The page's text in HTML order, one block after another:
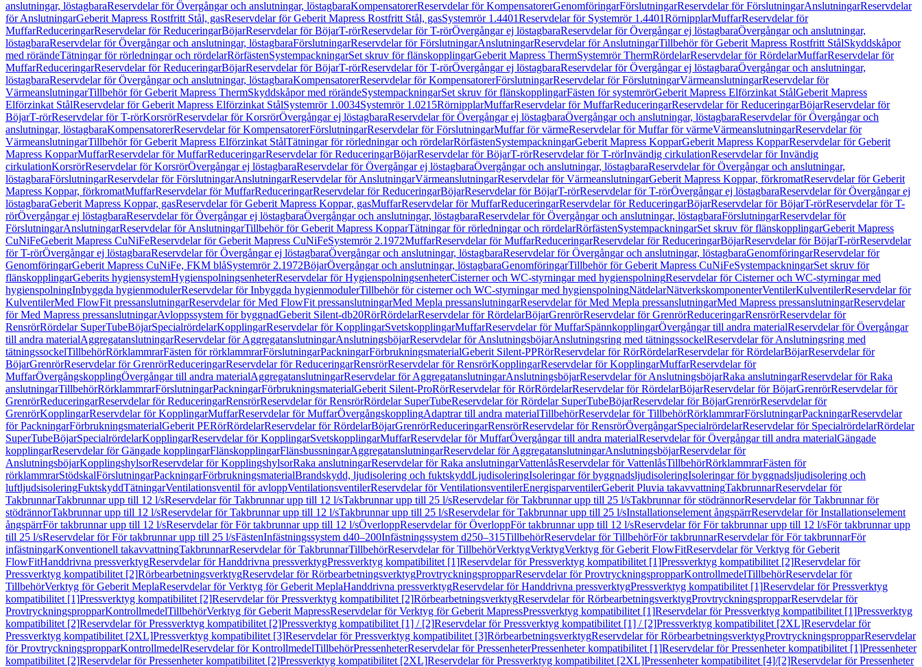
anslutningar, löstagbaraReservdelar för Övergångar och anslutningar, löstagbaraKompensatorerReservdelar för KompensatorerGenomföringarFörslutningarReservdelar för FörslutningarAnslutningarReservdelar
för AnslutningarGeberit Mapress Rostfritt Stål, gasReservdelar för Geberit Mapress Rostfritt Stål, gasSystemrör 1.4401Reservdelar för Systemrör 1.4401RörnipplarMuffarReservdelar för
MuffarReduceringarReservdelar för ReduceringarBöjarReservdelar för BöjarT-rörReservdelar för T-rörÖvergångar ej löstagbaraReservdelar för Övergångar ej löstagbaraÖvergångar och anslutningar,
löstagbaraReservdelar för Övergångar och anslutningar, löstagbaraFörslutningarReservdelar för FörslutningarAnslutningarReservdelar för AnslutningarTillbehör för Geberit Mapress Rostfritt StålSkyddskåpor
med rörändeTätningar för rörledningar och rördelarRörfästenSystempackningarSet skruv för flänskopplingarGeberit Mapress ThermSystemrör ThermRördelarReservdelar för RördelarMuffarReservdelar för
MuffarReduceringarReservdelar för ReduceringarBöjarReservdelar för BöjarT-rörReservdelar för T-rörÖvergångar ej löstagbaraReservdelar för Övergångar ej löstagbaraÖvergångar och anslutningar,
löstagbaraReservdelar för Övergångar och anslutningar, löstagbaraKompensatorerReservdelar för KompensatorerFörslutningarReservdelar för FörslutningarVärmeanslutningarReservdelar för
VärmeanslutningarTillbehör för Geberit Mapress ThermSkyddskåpor med rörändeSystempackningarSet skruv för flänskopplingarFästen för systemrörGeberit Mapress Elförzinkat StålGeberit Mapress
Elförzinkat StålReservdelar för Geberit Mapress Elförzinkat StålSystemrör 1.0034Systemrör 1.0215RörnipplarMuffarReservdelar för MuffarReduceringarReservdelar för ReduceringarBöjarReservdelar för
BöjarT-rörReservdelar för T-rörKorsrörReservdelar för KorsrörÖvergångar ej löstagbaraReservdelar för Övergångar ej löstagbaraÖvergångar och anslutningar, löstagbaraReservdelar för Övergångar och
anslutningar, löstagbaraKompensatorerReservdelar för KompensatorerFörslutningarReservdelar för FörslutningarMuffar för värmeReservdelar för Muffar för värmeVärmeanslutningarReservdelar för
VärmeanslutningarTillbehör för Geberit Mapress Elförzinkat StålTätningar för rörledningar och rördelarRörfästenSystempackningarGeberit Mapress KopparGeberit Mapress KopparReservdelar för Geberit
Mapress KopparMuffarReservdelar för MuffarReduceringarReservdelar för ReduceringarBöjarReservdelar för BöjarT-rörReservdelar för T-rörInvändig cirkulationReservdelar för Invändig
cirkulationKorsrörReservdelar för KorsrörÖvergångar ej löstagbaraReservdelar för Övergångar ej löstagbaraÖvergångar och anslutningar, löstagbaraReservdelar för Övergångar och anslutningar,
löstagbaraFörslutningarReservdelar för FörslutningarAnslutningarReservdelar för AnslutningarVärmeanslutningarReservdelar för VärmeanslutningarGeberit Mapress Koppar, förkromatReservdelar för Geberit
Mapress Koppar, förkromatMuffarReservdelar för MuffarReduceringarReservdelar för ReduceringarBöjarReservdelar för BöjarT-rörReservdelar för T-rörÖvergångar ej löstagbaraReservdelar för Övergångar ej
löstagbaraGeberit Mapress Koppar, gasReservdelar för Geberit Mapress Koppar, gasMuffarReservdelar för MuffarReduceringarReservdelar för ReduceringarBöjarReservdelar för BöjarT-rörReservdelar för T-
rörÖvergångar ej löstagbaraReservdelar för Övergångar ej löstagbaraÖvergångar och anslutningar, löstagbaraReservdelar för Övergångar och anslutningar, löstagbaraFörslutningarReservdelar för
FörslutningarAnslutningarReservdelar för AnslutningarTillbehör för Geberit Mapress KopparTätningar för rörledningar och rördelarRörfästenSystempackningarSet skruv för flänskopplingarGeberit Mapress
CuNiFeGeberit Mapress CuNiFeReservdelar för Geberit Mapress CuNiFeSystemrör 2.1972MuffarReservdelar för MuffarReduceringarReservdelar för ReduceringarBöjarReservdelar för BöjarT-rörReservdelar
för T-rörÖvergångar ej löstagbaraReservdelar för Övergångar ej löstagbaraÖvergångar och anslutningar, löstagbaraReservdelar för Övergångar och anslutningar, löstagbaraGenomföringarReservdelar för
GenomföringarGeberit Mapress CuNiFe, FKM blåSystemrör 2.1972BöjarÖvergångar och anslutningar, löstagbaraGenomföringarTillbehör för Geberit Mapress CuNiFeSystempackningarSet skruv för
flänskopplingarGeberits hygiensystemHygienspolningsenheterReservdelar för HygienspolningsenheterCisterner och WC-styrningar med hygienspolningReservdelar för Cisterner och WC-styrningar med
hygienspolningInbyggda hygienmodulerReservdelar för Inbyggda hygienmodulerTillbehör för cisterner och WC-styrningar med hygienspolningNätdelarNätverkskomponenterVentilerKulventilerReservdelar för
KulventilerMed FlowFit pressanslutningarReservdelar för Med FlowFit pressanslutningarMed Mepla pressanslutningarReservdelar för Med Mepla pressanslutningarMed Mapress pressanslutningarReservdelar
för Med Mapress pressanslutningarAvloppssystem för byggnadGeberit Silent-db20RörRördelarReservdelar för RördelarBöjarGrenrörReservdelar för GrenrörReduceringarRensrörReservdelar för
RensrörRördelar SuperTubeBöjarSpecialrördelarKopplingarReservdelar för KopplingarSvetskopplingarMuffarReservdelar för MuffarSpännkopplingarÖvergångar till andra materialReservdelar för Övergångar
till andra materialAggregatanslutningarReservdelar för AggregatanslutningarAnslutningsböjarReservdelar för AnslutningsböjarAnslutningsring med tätningssockelReservdelar för Anslutningsring med
tätningssockelTillbehörRörklammrarFästen för rörklammrarFörslutningarPackningarFörbrukningsmaterialGeberit Silent-PPRörReservdelar för RörRördelarReservdelar för RördelarBöjarReservdelar för
BöjarGrenrörReservdelar för GrenrörReduceringarReservdelar för ReduceringarRensrörReservdelar för RensrörKopplingarReservdelar för KopplingarMuffarReservdelar för
MuffarÖvergångskopplingÖvergångar till andra materialAggregatanslutningarReservdelar för AggregatanslutningarAnslutningsböjarReservdelar för AnslutningsböjarRaka anslutningarReservdelar för Raka
anslutningarTillbehörRörklammrarFörslutningarPackningarFörbrukningsmaterialGeberit Silent-ProRörReservdelar för RörRördelarReservdelar för RördelarBöjarReservdelar för BöjarGrenrörReservdelar för
GrenrörReduceringarReservdelar för ReduceringarRensrörReservdelar för RensrörRördelar SuperTubeReservdelar för Rördelar SuperTubeBöjarReservdelar för BöjarGrenrörReservdelar för
GrenrörKopplingarReservdelar för KopplingarMuffarReservdelar för MuffarÖvergångskopplingAdaptrar till andra materialTillbehörReservdelar för TillbehörRörklammrarFörslutningarPackningarReservdelar
för PackningarFörbrukningsmaterialGeberit PERörRördelarReservdelar för RördelarBöjarGrenrörReduceringarRensrörReservdelar för RensrörÖvergångarSpecialrördelarReservdelar för SpecialrördelarRördelar
SuperTubeBöjarSpecialrördelarKopplingarReservdelar för KopplingarSvetskopplingarMuffarReservdelar för MuffarÖvergångar till andra materialReservdelar för Övergångar till andra materialGängade
kopplingarReservdelar för Gängade kopplingarFlänskopplingarFlänsbussningarAggregatanslutningarReservdelar för AggregatanslutningarAnslutningsböjarReservdelar för
AnslutningsböjarKopplingshylsorReservdelar för KopplingshylsorRaka anslutningarReservdelar för Raka anslutningarVattenlåsReservdelar för VattenlåsTillbehörRörklammrarFästen för
rörklammrarStödskalFörslutningarPackningarFörbrukningsmaterialBrandskydd, ljudisolering och fuktskyddLjudisoleringIsoleringar för byggnadsljudisoleringIsoleringar för byggnadsljudisolering och
luftljudsisoleringFuktskyddTätningarVentilationsventil för avloppVentilationsventilerReservdelar för VentilationsventilerEnergisparventilerGeberit Pluvia takavvattningTakbrunnarReservdelar för
TakbrunnarTakbrunnar upp till 12 l/sReservdelar för Takbrunnar upp till 12 l/sTakbrunnar upp till 25 l/sReservdelar för Takbrunnar upp till 25 l/sTakbrunnar för stödrännorReservdelar för Takbrunnar för
stödrännorTakbrunnar upp till 12 l/sReservdelar för Takbrunnar upp till 12 l/sTakbrunnar upp till 25 l/sReservdelar för Takbrunnar upp till 25 l/sInstallationselement ångspärrReservdelar för Installationselement
ångspärrFör takbrunnar upp till 12 l/sReservdelar för För takbrunnar upp till 12 l/sÖverloppReservdelar för ÖverloppFör takbrunnar upp till 12 l/sReservdelar för För takbrunnar upp till 12 l/sFör takbrunnar upp
till 25 l/sReservdelar för För takbrunnar upp till 25 l/sFästenInfästningssystem d40–200Infästningssystem d250–315TillbehörReservdelar för TillbehörFör takbrunnarReservdelar för För takbrunnarFör
infästningarKonventionell takavvattningTakbrunnarReservdelar för TakbrunnarTillbehörReservdelar för TillbehörVerktygVerktygVerktyg för Geberit FlowFitReservdelar för Verktyg för Geberit
FlowFitHanddrivna pressverktygReservdelar för Handdrivna pressverktygPressverktyg kompatibilitet [1]Reservdelar för Pressverktyg kompatibilitet [1]Pressverktyg kompatibilitet [2]Reservdelar för
Pressverktyg kompatibilitet [2]RörbearbetningsverktygReservdelar för RörbearbetningsverktygProvtryckningspropparReservdelar för ProvtryckningspropparKontrollmedelTillbehörReservdelar för
TillbehörVerktyg för Geberit MeplaReservdelar för Verktyg för Geberit MeplaHanddrivna pressverktygReservdelar för Handdrivna pressverktygPressverktyg kompatibilitet [1]Reservdelar för Pressverktyg
kompatibilitet [1]Pressverktyg kompatibilitet [2]Reservdelar för Pressverktyg kompatibilitet [2]RörbearbetningsverktygReservdelar för RörbearbetningsverktygProvtryckningspropparReservdelar för
ProvtryckningspropparKontrollmedelTillbehörVerktyg för Geberit MapressReservdelar för Verktyg för Geberit MapressPressverktyg kompatibilitet [1]Reservdelar för Pressverktyg kompatibilitet [1]Pressverktyg
kompatibilitet [2]Reservdelar för Pressverktyg kompatibilitet [2]Pressverktyg kompatibilitet [1] / [2]Reservdelar för Pressverktyg kompatibilitet [1] / [2]Pressverktyg kompatibilitet [2XL]Reservdelar för
Pressverktyg kompatibilitet [2XL]Pressverktyg kompatibilitet [3]Reservdelar för Pressverktyg kompatibilitet [3]RörbearbetningsverktygReservdelar för RörbearbetningsverktygProvtryckningspropparReservdelar
för ProvtryckningspropparKontrollmedelReservdelar för KontrollmedelTillbehörPressenheterReservdelar för PressenheterPressenheter kompatibilitet [1]Reservdelar för Pressenheter kompatibilitet [1]Pressenheter
kompatibilitet [2]Reservdelar för Pressenheter kompatibilitet [2]Pressverktyg kompatibilitet [2XL]Reservdelar för Pressverktyg kompatibilitet [2XL]Pressenheter kompatibilitet [4]/[2]Reservdelar för Pressenheter